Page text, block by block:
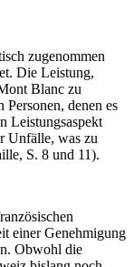
zugenommen
Die Leistung,
Blanc zu
denen es
Leistungsaspekt
Unfälle, was zu
, S. 8 und 11).
einer Genehmigung
Obwohl die